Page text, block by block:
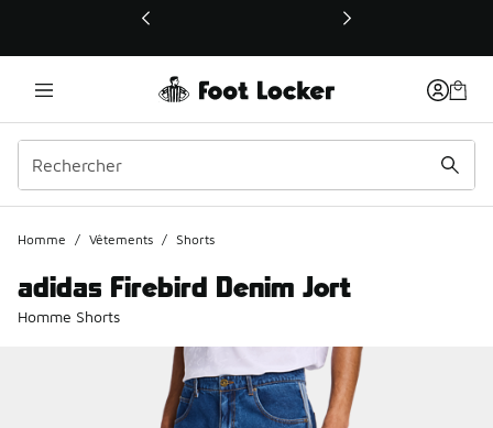
Ce lien ouvrira une nouvelle fenêtre
Homme / Vêtements / Shorts
adidas Firebird Denim Jort
Homme Shorts